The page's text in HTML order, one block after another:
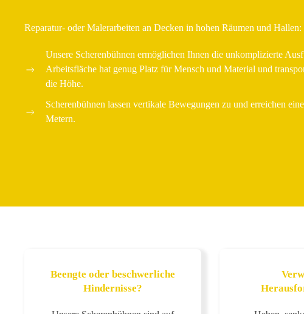
Reparatur- oder Malerarbeiten an Decken in hohen Räumen und Hallen:
Unsere Scherenbühnen ermöglichen Ihnen die unkomplizierte
Arbeitsfläche hat genug Platz für Mensch und Material und
die Höhe.
Scherenbühnen lassen vertikale Bewegungen zu und erreichen
Metern.
Beengte oder beschwerliche
Hindernisse?